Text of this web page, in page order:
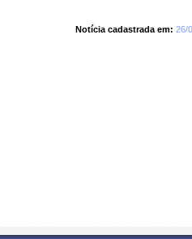
Notícia cadastrada em: 26/